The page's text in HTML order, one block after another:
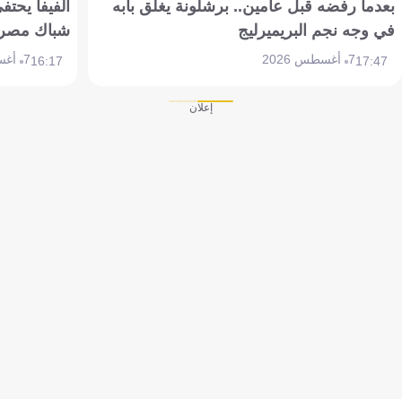
بعدما رفضه قبل عامين.. برشلونة يغلق بابه
في وجه نجم البريميرليج
17:477 أغسطس 2026
الفيفا
شباك
16:177 أغسطس 2026
إعلان